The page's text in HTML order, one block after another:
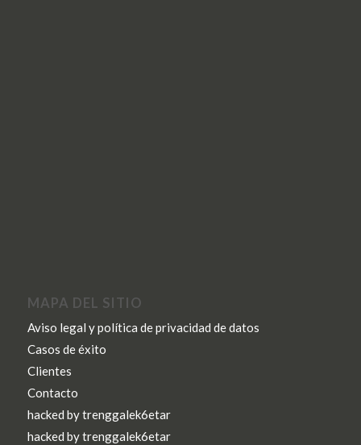
MAPA DEL SITIO
Aviso legal y política de privacidad de datos
Casos de éxito
Clientes
Contacto
hacked by trenggalek6etar
hacked by trenggalek6etar